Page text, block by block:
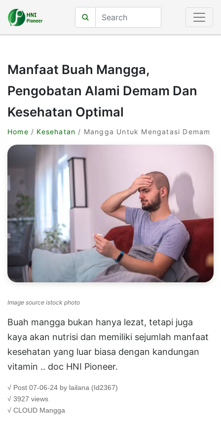
Manfaat Buah Mangga,
Pengobatan Alami Demam Dan
Kesehatan Optimal
Home / Kesehatan / Mangga Untuk Mengatasi Demam
Image source istock photo
Buah mangga bukan hanya lezat, tetapi juga
kaya akan nutrisi dan memiliki sejumlah manfaat
kesehatan yang luar biasa dengan kandungan
vitamin .. doc HNI Pioneer.
√ Post 07-06-24 by lailana (Id2367)
√ 3927 views
√ CLOUD Mangga